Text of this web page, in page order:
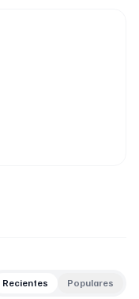
Recientes Populares